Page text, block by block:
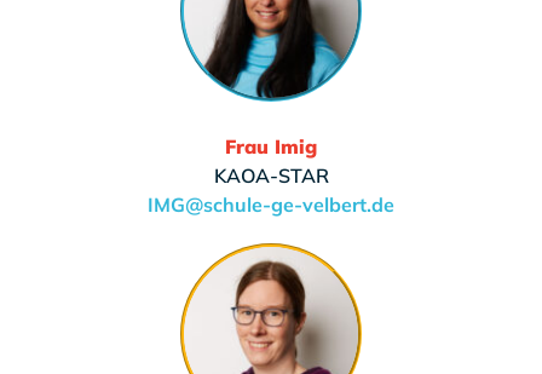
Frau Imig
KAOA-STAR
IMG@schule-ge-velbert.de